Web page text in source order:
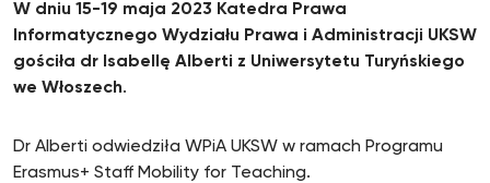
W dniu 15-19 maja 2023 Katedra Prawa
Informatycznego Wydziału Prawa i Administracji UKSW
gościła dr Isabellę Alberti z Uniwersytetu Turyńskiego
we Włoszech.
Dr Alberti odwiedziła WPiA UKSW w ramach Programu
Erasmus+ Staff Mobility for Teaching.